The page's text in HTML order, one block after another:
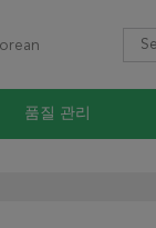
품질 관리